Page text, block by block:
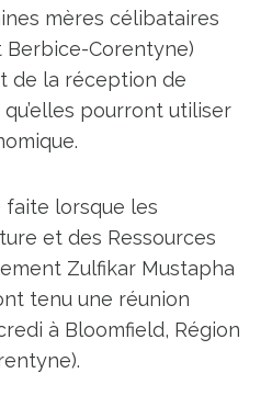
mères célibataires
Berbice-Corentyne)
de la réception de
pourront utiliser
lorsque les
et des Ressources
Zulfikar Mustapha
tenu une réunion
à Bloomfield, Région